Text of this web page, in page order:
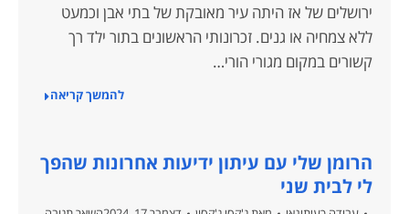
ירושלים של אז היתה עיר מאובקת של בתי אבן וכמעט
ללא צמחיה או גנים. זכרונותי הראשונים בתור ילד רך
קשורים במקום מגורי הורי…
להמשך קריאה
הרומן שלי עם עיתון ידיעות אחרונות שהפך
לי לבית שני